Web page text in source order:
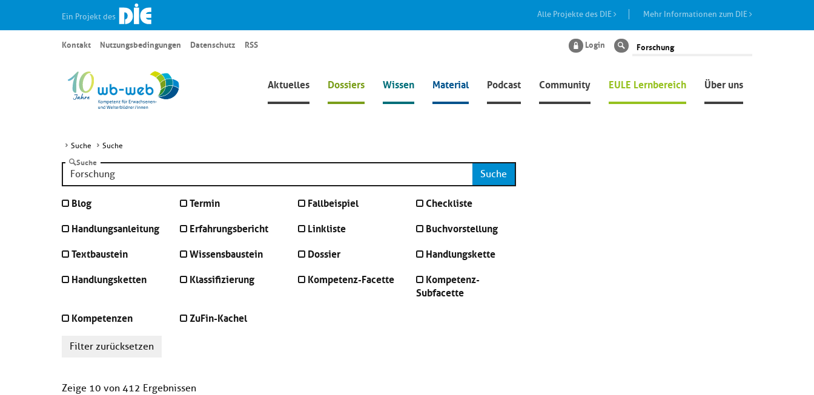
Ein Projekt des Alle Projekte des DIE Mehr Informationen zum DIE
Aktuelles Dossiers Wissen Material Podcast Community EULE Lernbereich Über uns
Kontakt Nutzungsbedingungen Datenschutz RSS Login Suche
Suche Suche
Suche
Suche
Blog Termin Fallbeispiel
Checkliste
Handlungsanleitung
Erfahrungsbericht Linkliste
Buchvorstellung
Textbaustein
Wissensbaustein Dossier
Handlungskette
Handlungsketten
Klassifizierung Kompetenz-Facette
Kompetenz-
Subfacette
Kompetenzen
ZuFin-Kachel
Filter zurücksetzen
Zeige 10 von 412 Ergebnissen